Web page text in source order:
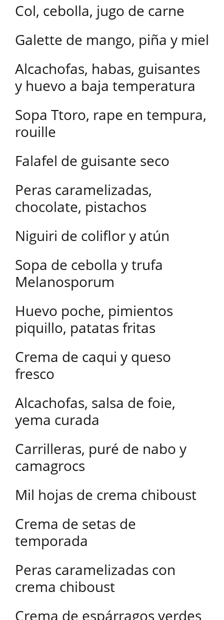
Col, cebolla, jugo de carne
Galette de mango, piña y miel
Alcachofas, habas, guisantes
y huevo a baja temperatura
Sopa Ttoro, rape en tempura,
rouille
Falafel de guisante seco
Peras caramelizadas,
chocolate, pistachos
Niguiri de coliflor y atún
Sopa de cebolla y trufa
Melanosporum
Huevo poche, pimientos
piquillo, patatas fritas
Crema de caqui y queso
fresco
Alcachofas, salsa de foie,
yema curada
Carrilleras, puré de nabo y
camagrocs
Mil hojas de crema chiboust
Crema de setas de
temporada
Peras caramelizadas con
crema chiboust
Crema de espárragos verdes